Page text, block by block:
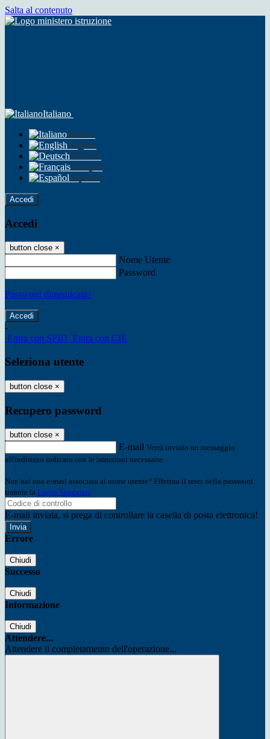
Salta al contenuto
Italiano
Italiano
English
Deutsch
Français
Español
Accedi
Accedi
button close ×
Nome Utente
Password
Password dimenticata?
-
Entra con SPID Entra con CIE
Seleziona utente
button close ×
Recupero password
button close ×
E-mail Verrà inviato un messaggio
all'indirizzo indicato con le istruzioni necessarie.
Non hai una e-mail associata al nome utente? Effettua il reset della password
tramite la Login Spaggiari
E-mail inviata, si prega di controllare la casella di posta elettronica!
Errore
Chiudi
Successo
Chiudi
Informazione
Chiudi
Attendere...
Attendere il completamento dell'operazione...